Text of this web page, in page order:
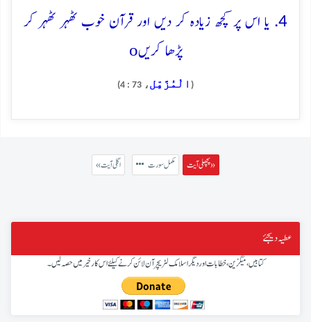
4. یا اس پر کچھ زیادہ کر دیں اور قرآن خوب ٹھہر ٹھہر کر
پڑھا کریںo
( الْمُزَّمِّل ، 73 : 4)
پچھلی آیت » مکمل سورت « اگلی آیت
عطیہ دیجئے
کتابیں، میگزین، خطابات اور دیگر اسلامک لٹریچر آن لائن کرنے کیلئے اس کار خیر میں حصہ لیں۔